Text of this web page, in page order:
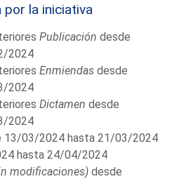
la iniciativa
Publicación desde
2024
Enmiendas desde
2024
Dictamen desde
2024
13/03/2024 hasta 21/03/2024
hasta 24/04/2024
modificaciones) desde